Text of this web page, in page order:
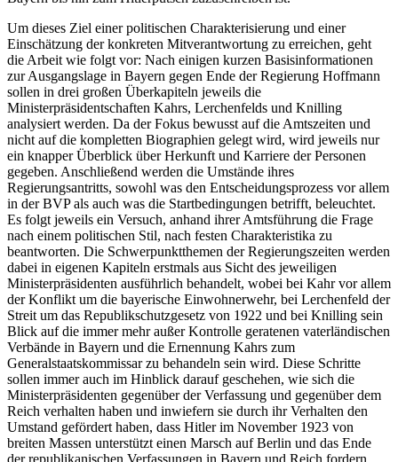
Um dieses Ziel einer politischen Charakterisierung und einer
Einschätzung der konkreten Mitverantwortung zu erreichen, geht
die Arbeit wie folgt vor: Nach einigen kurzen Basisinformationen
zur Ausgangslage in Bayern gegen Ende der Regierung Hoffmann
sollen in drei großen Überkapiteln jeweils die
Ministerpräsidentschaften Kahrs, Lerchenfelds und Knilling
analysiert werden. Da der Fokus bewusst auf die Amtszeiten und
nicht auf die kompletten Biographien gelegt wird, wird jeweils nur
ein knapper Überblick über Herkunft und Karriere der Personen
gegeben. Anschließend werden die Umstände ihres
Regierungsantritts, sowohl was den Entscheidungsprozess vor allem
in der BVP als auch was die Startbedingungen betrifft, beleuchtet.
Es folgt jeweils ein Versuch, anhand ihrer Amtsführung die Frage
nach einem politischen Stil, nach festen Charakteristika zu
beantworten. Die Schwerpunktthemen der Regierungszeiten werden
dabei in eigenen Kapiteln erstmals aus Sicht des jeweiligen
Ministerpräsidenten ausführlich behandelt, wobei bei Kahr vor allem
der Konflikt um die bayerische Einwohnerwehr, bei Lerchenfeld der
Streit um das Republikschutzgesetz von 1922 und bei Knilling sein
Blick auf die immer mehr außer Kontrolle geratenen vaterländischen
Verbände in Bayern und die Ernennung Kahrs zum
Generalstaatskommissar zu behandeln sein wird. Diese Schritte
sollen immer auch im Hinblick darauf geschehen, wie sich die
Ministerpräsidenten gegenüber der Verfassung und gegenüber dem
Reich verhalten haben und inwiefern sie durch ihr Verhalten den
Umstand gefördert haben, dass Hitler im November 1923 von
breiten Massen unterstützt einen Marsch auf Berlin und das Ende
der republikanischen Verfassungen in Bayern und Reich fordern